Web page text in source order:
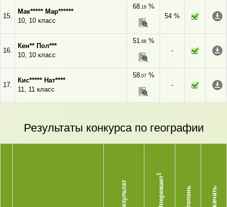
15.
Мак***** Мар******
10, 10 класс
68,18%
54 %
16.
Кен** Пол***
10, 10 класс
51,68%
-
17.
Кис***** Нат****
11, 11 класс
58,07%
-
Результаты конкурса по географии
Результат Опережает
1
Степень Скачать